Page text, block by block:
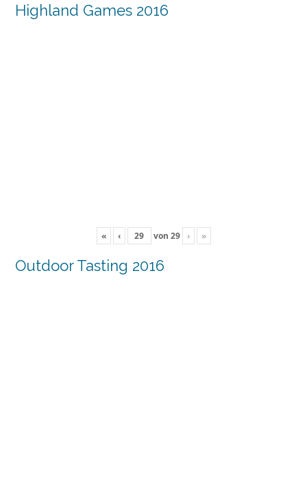
Highland Games 2016
« ‹ von 29 › »
Outdoor Tasting 2016